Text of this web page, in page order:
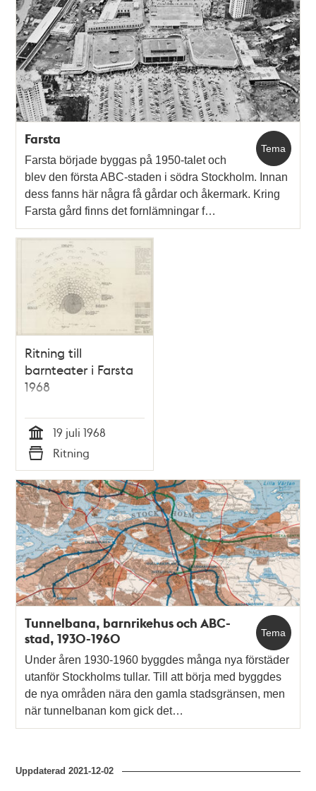
Relaterade
poster
och
teman
Tema
Farsta
Farsta började byggas på 1950-talet och
blev den första ABC-staden i södra Stockholm. Innan
dess fanns här några få gårdar och åkermark. Kring
Farsta gård finns det fornlämningar f…
Ritning till
barnteater i Farsta
1968
Tid
19 juli 1968
Typ
Ritning
Tema
Tunnelbana, barnrikehus och ABC-
stad, 1930-1960
Under åren 1930-1960 byggdes många nya förstäder
utanför Stockholms tullar. Till att börja med byggdes
de nya områden nära den gamla stadsgränsen, men
när tunnelbanan kom gick det…
Uppdaterad2021-12-02